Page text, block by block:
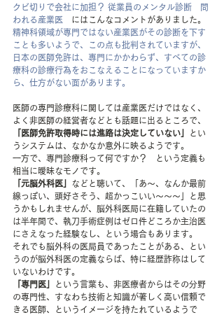
クビ切りで会社に加担？ 従業員のメンタル診断　問
われる産業医 にはこんなコメントがありました。
精神科領域が専門ではない産業医がその診断を下す
ことも多いようで、この点も批判されていますが、
日本の医師免許は、専門にかかわらず、すべての診
療科の診療行為をおこなえることになっていますか
ら、仕方がない面があります。
医師の専門診療科に関しては産業医だけではなく、
よく非医師の経営者などとも話題に出るところで、
「医師免許取得時には進路は決定していない」
とい
うシステムは、なかなか意外に映るようです。
一方で、専門診療科って何ですか？　という定義も
相当に曖昧なモノです。
「元脳外科医」
などと聴いて、「あ～、なんか最前
線っぽい、頭好さそう、超かっこいい～～～」と思
うかもしれませんが、脳外科医局に在籍していたの
は半年間で、執刀手術症例はゼロ件どころか主治医
にさえなった経験なし、という場合もあります。
それでも脳外科の医局員であったことがある、とい
うのが脳外科医の定義ならば、特に経歴詐称はして
いないわけです。
「専門医」
という言葉も、非医療者からはその分野
の専門性、すなわち技術と知識が著しく高い信頼で
きる医師、というイメージを持たれているようで